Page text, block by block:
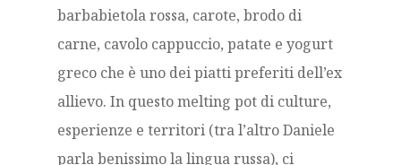
barbabietola rossa, carote, brodo di
carne, cavolo cappuccio, patate e yogurt
greco che è uno dei piatti preferiti dell’ex
allievo. In questo melting pot di culture,
esperienze e territori (tra l’altro Daniele
parla benissimo la lingua russa), ci